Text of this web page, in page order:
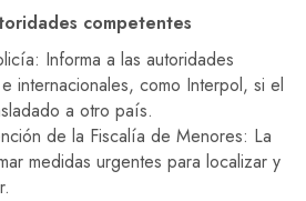
competentes
Informa a las autoridades
internacionales, como Interpol, si el
a otro país.
de la Fiscalía de Menores: La
medidas urgentes para localizar y